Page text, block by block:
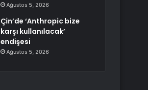
Ağustos 5, 2026
Çin’de ‘Anthropic bize
karşı kullanılacak’
endişesi
Ağustos 5, 2026